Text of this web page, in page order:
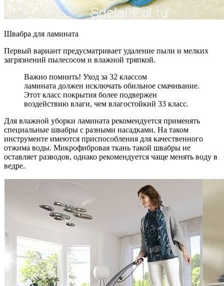
Швабра для ламината
Первый вариант предусматривает удаление пыли и мелких
загрязнений пылесосом и влажной тряпкой.
Важно помнить! Уход за 32 классом
ламината должен исключать обильное смачивание.
Этот класс покрытия более подвержен
воздействию влаги, чем влагостойкий 33 класс.
Для влажной уборки ламината рекомендуется применять
специальные швабры с разными насадками. На таком
инструменте имеются приспособления для качественного
отжима воды. Микрофибровая ткань такой швабры не
оставляет разводов, однако рекомендуется чаще менять воду в
ведре.